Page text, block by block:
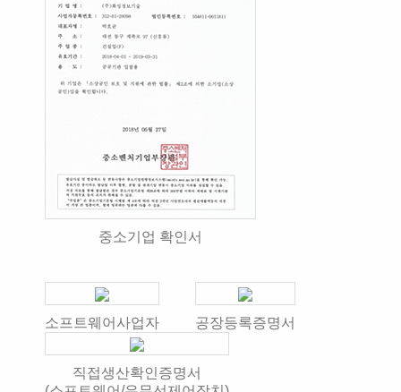
중소기업 확인서
소프트웨어사업자 공장등록증명서
직접생산확인증명서